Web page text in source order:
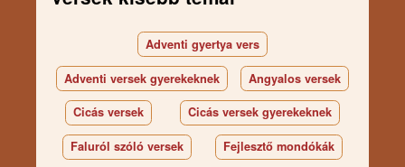
Adventi gyertya vers
Adventi versek gyerekeknek Angyalos versek
Cicás versek Cicás versek gyerekeknek
Faluról szóló versek Fejlesztő mondókák